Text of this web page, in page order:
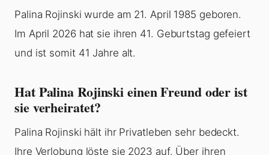
Palina Rojinski wurde am 21. April 1985 geboren.
Im April 2026 hat sie ihren 41. Geburtstag gefeiert
und ist somit 41 Jahre alt.
Hat Palina Rojinski einen Freund oder ist
sie verheiratet?
Palina Rojinski hält ihr Privatleben sehr bedeckt.
Ihre Verlobung löste sie 2023 auf. Über ihren